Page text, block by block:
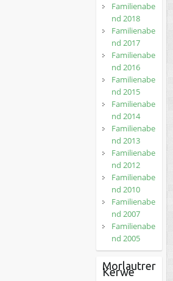
Familienabe
nd 2018
Familienabe
nd 2017
Familienabe
nd 2016
Familienabe
nd 2015
Familienabe
nd 2014
Familienabe
nd 2013
Familienabe
nd 2012
Familienabe
nd 2010
Familienabe
nd 2007
Familienabe
nd 2005
Morlautrer
Kerwe